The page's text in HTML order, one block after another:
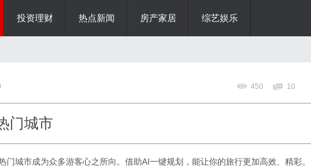
投资理财 热点新闻 房产家居 综艺娱乐
450 10
门城市
门城市成为众多游客心之所向。借助AI一键规划，能让你的旅行更加高效、精彩。